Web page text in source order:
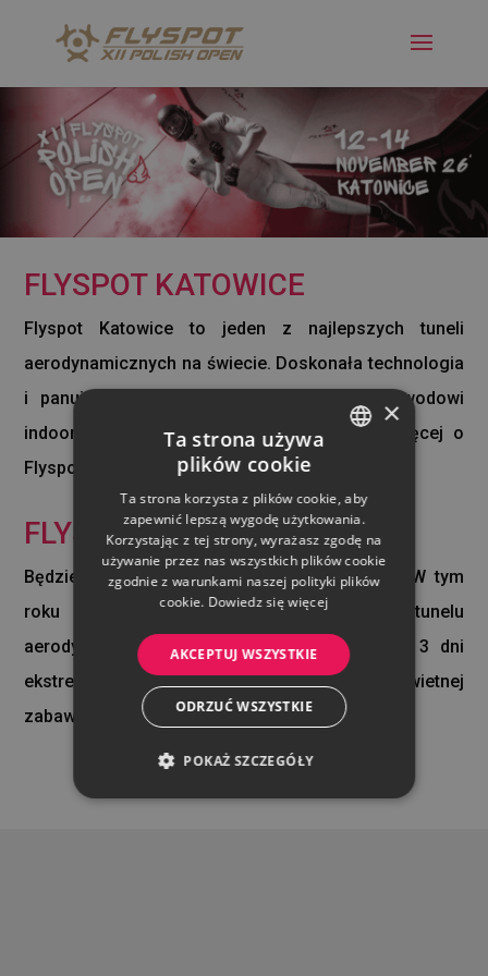
FLYSPOT KATOWICE
Flyspot Katowice to jeden z najlepszych tuneli
aerodynamicznych na świecie. Doskonała technologia
i panujący tu klimat to elementy, które zawodowi
indoor skydiverzy cenią u nas najbardziej. Więcej o
Flyspot na
www.flyspot.com
FLYSPOT POLISH OPEN
Będzie to już XII edycja Flyspot Polish Open. W tym
roku zawodnicy ponownie zmierzą się w tunelu
aerodynamicznym Flyspot Katowice. Będą to 3 dni
ekstremalnych emocji, zdrowej rywalizacji i świetnej
zabawy w sportowym gronie.
ENGLISH
×
Ta strona używa
plików cookie
Ta strona korzysta z plików cookie, aby
zapewnić lepszą wygodę użytkowania.
Korzystając z tej strony, wyrażasz zgodę na
używanie przez nas wszystkich plików cookie
zgodnie z warunkami naszej polityki plików
cookie. Dowiedz się więcej
AKCEPTUJ WSZYSTKIE
ODRZUĆ WSZYSTKIE
POKAŻ SZCZEGÓŁY